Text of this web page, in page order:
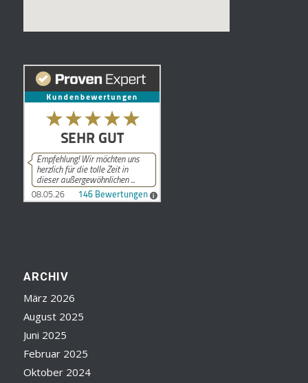
ARCHIV
März 2026
August 2025
Juni 2025
Februar 2025
Oktober 2024